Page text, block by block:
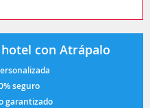
con Atrápalo
seguro
garantizado